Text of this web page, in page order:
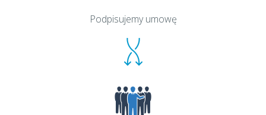
Podpisujemy umowę